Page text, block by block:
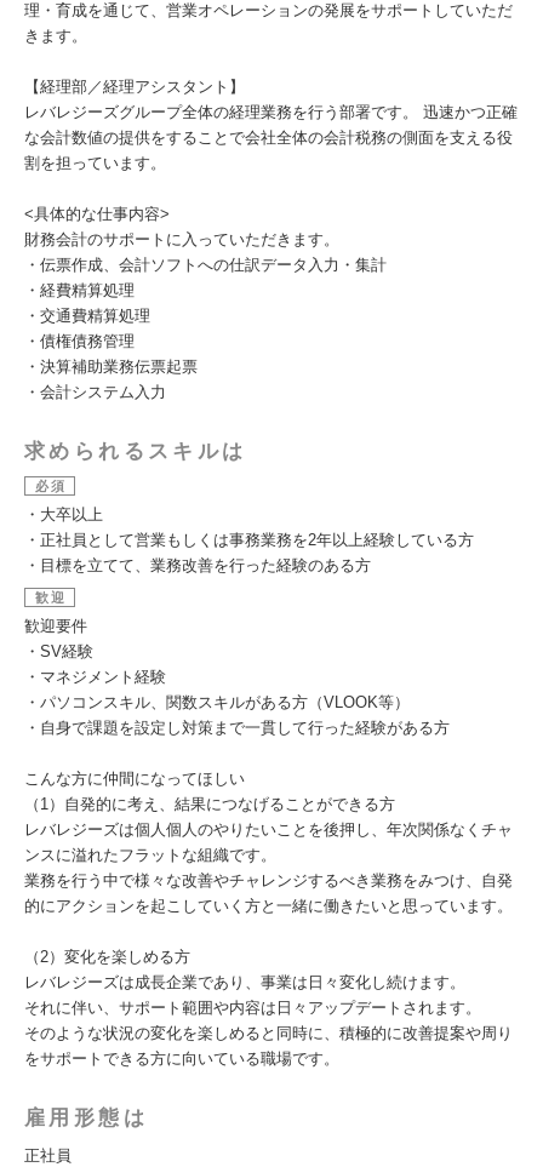
理・育成を通じて、営業オペレーションの発展をサポートしていただ
きます。
【経理部／経理アシスタント】
レバレジーズグループ全体の経理業務を行う部署です。 迅速かつ正確
な会計数値の提供をすることで会社全体の会計税務の側面を支える役
割を担っています。
<具体的な仕事内容>
財務会計のサポートに入っていただきます。
・伝票作成、会計ソフトへの仕訳データ入力・集計
・経費精算処理
・交通費精算処理
・債権債務管理
・決算補助業務伝票起票
・会計システム入力
求められるスキルは
必須
・大卒以上
・正社員として営業もしくは事務業務を2年以上経験している方
・目標を立てて、業務改善を行った経験のある方
歓迎
歓迎要件
・SV経験
・マネジメント経験
・パソコンスキル、関数スキルがある方（VLOOK等）
・自身で課題を設定し対策まで一貫して行った経験がある方
こんな方に仲間になってほしい
（1）自発的に考え、結果につなげることができる方
レバレジーズは個人個人のやりたいことを後押し、年次関係なくチャ
ンスに溢れたフラットな組織です。
業務を行う中で様々な改善やチャレンジするべき業務をみつけ、自発
的にアクションを起こしていく方と一緒に働きたいと思っています。
（2）変化を楽しめる方
レバレジーズは成長企業であり、事業は日々変化し続けます。
それに伴い、サポート範囲や内容は日々アップデートされます。
そのような状況の変化を楽しめると同時に、積極的に改善提案や周り
をサポートできる方に向いている職場です。
雇用形態は
正社員